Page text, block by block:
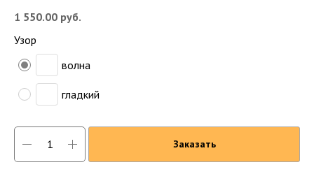
1 550.00 руб.
Узор
волна
гладкий
Заказать